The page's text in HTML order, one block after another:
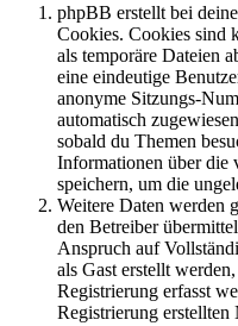
phpBB erstellt bei
Cookies. Cookies sind
als temporäre Dateien
eine eindeutige
anonyme Sitzungs-
automatisch
sobald du Themen
Informationen über die
speichern, um die
Weitere Daten werden
den Betreiber
Anspruch auf
als Gast erstellt
Registrierung erfasst
Registrierung